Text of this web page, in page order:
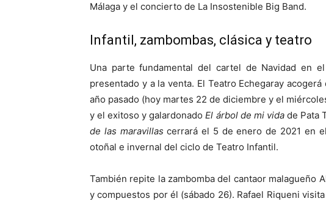
Málaga y el concierto de La Insostenible Big Band.
Infantil, zambombas, clásica y teatro
Una parte fundamental del cartel de Navidad en
presentado y a la venta. El Teatro Echegaray
año pasado (hoy martes 22 de diciembre y el
y el exitoso y galardonadoEl árbol de mi vidade Pata
de las maravillascerrará el 5 de enero de 2021 en
otoñal e invernal del ciclo de Teatro Infantil.
También repite la zambomba del cantaor
y compuestos por él (sábado 26). Rafael Riqueni